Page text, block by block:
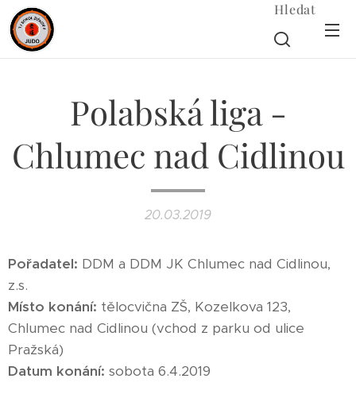
Hledat
Polabská liga -
Chlumec nad Cidlinou
20.03.2019
Pořadatel: DDM a DDM JK Chlumec nad Cidlinou,
z.s.
Místo konání: tělocvična ZŠ, Kozelkova 123,
Chlumec nad Cidlinou (vchod z parku od ulice
Pražská)
Datum konání: sobota 6.4.2019